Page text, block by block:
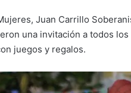
Juan Carrillo
una invitación a todos
juegos y regalos.